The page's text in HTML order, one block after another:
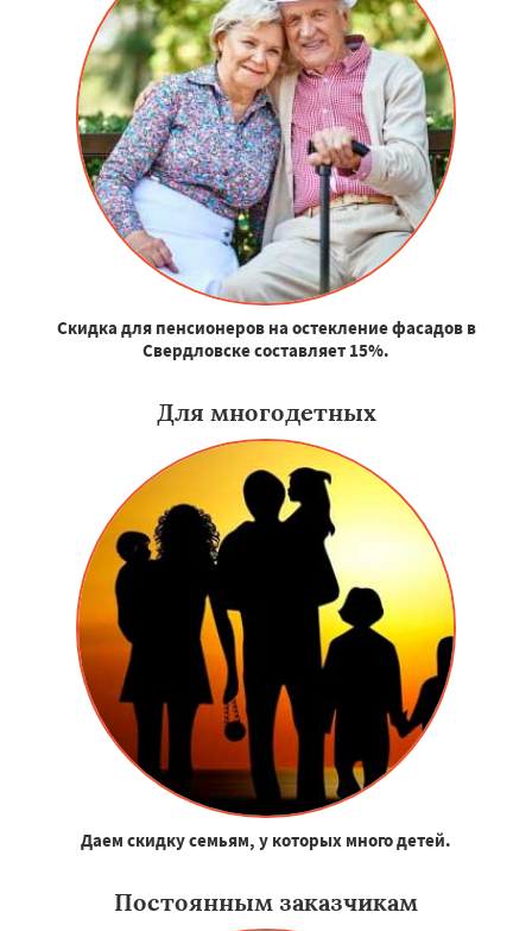
Скидка для пенсионеров на остекление фасадов в
Свердловске составляет 15%.
Для многодетных
Даем скидку семьям, у которых много детей.
Постоянным заказчикам